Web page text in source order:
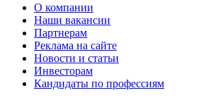
О компании
Наши вакансии
Партнерам
Реклама на сайте
Новости и статьи
Инвесторам
Кандидаты по профессиям